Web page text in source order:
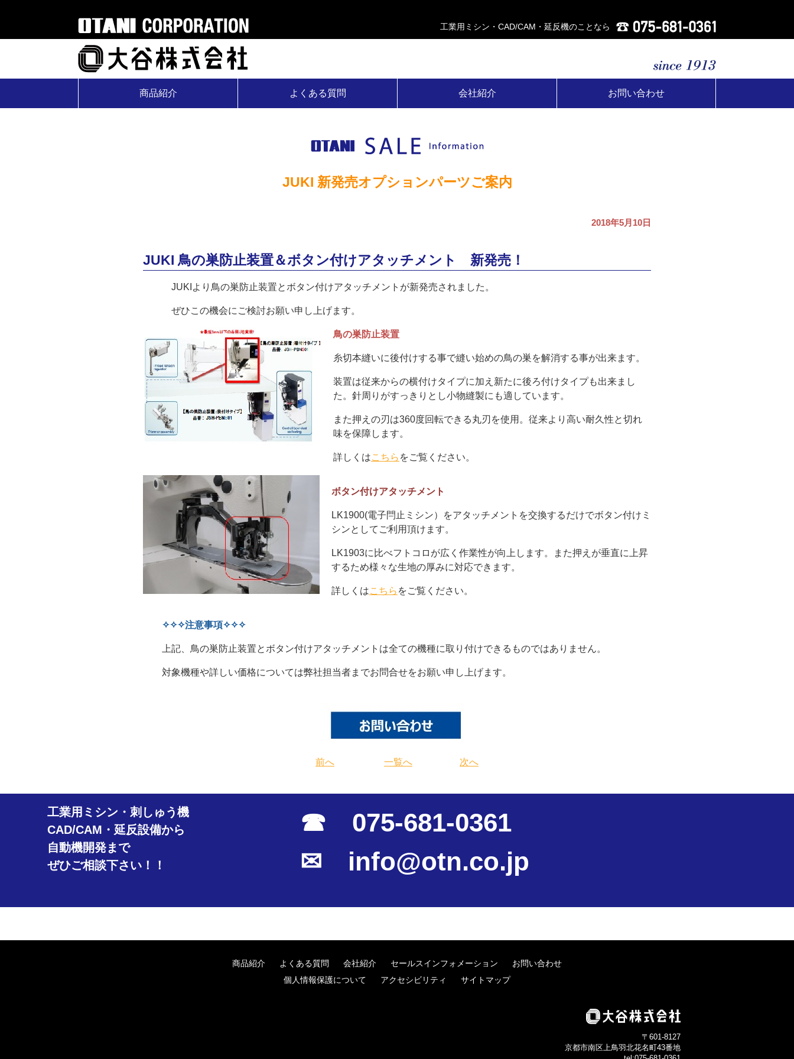
工業用ミシン・CAD/CAM・延反機のことなら
商品紹介 よくある質問 会社紹介 お問い合わせ
JUKI 新発売オプションパーツご案内
2018年5月10日
JUKI 鳥の巣防止装置＆ボタン付けアタッチメント 新発売！
JUKIより鳥の巣防止装置とボタン付けアタッチメントが新発売されました。
ぜひこの機会にご検討お願い申し上げます。
鳥の巣防止装置
糸切本縫いに後付けする事で縫い始めの鳥の巣を解消する事が出来ます。
装置は従来からの横付けタイプに加え新たに後ろ付けタイプも出来まし
た。針周りがすっきりとし小物縫製にも適しています。
また押えの刃は360度回転できる丸刃を使用。従来より高い耐久性と切れ
味を保障します。
詳しくはこちら をご覧ください。
ボタン付けアタッチメント
LK1900(電子閂止ミシン）をアタッチメントを交換するだけでボタン付けミ
シンとしてご利用頂けます。
LK1903に比べフトコロが広く作業性が向上します。また押えが垂直に上昇
するため様々な生地の厚みに対応できます。
詳しくはこちら をご覧ください。
✧✧✧注意事項✧✧✧
上記、鳥の巣防止装置とボタン付けアタッチメントは全ての機種に取り付けできるものではありません。
対象機種や詳しい価格については弊社担当者までお問合せをお願い申し上げます。
前へ 一覧へ 次へ
工業用ミシン・刺しゅう機
CAD/CAM・延反設備から
自動機開発まで
ぜひご相談下さい！！
☎ 075-681-0361
✉ info@otn.co.jp
商品紹介 よくある質問 会社紹介 セールスインフォメーション
お問い合わせ
個人情報保護について
アクセシビリティ サイトマップ
〒601-8127
京都市南区上鳥羽北花名町43番地